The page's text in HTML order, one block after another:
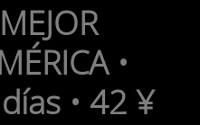
•
• 42 ¥